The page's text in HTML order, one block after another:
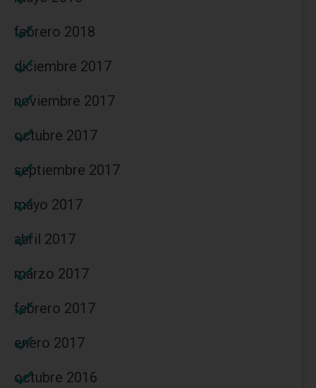
febrero 2018
diciembre 2017
noviembre 2017
octubre 2017
septiembre 2017
mayo 2017
abril 2017
marzo 2017
febrero 2017
enero 2017
octubre 2016